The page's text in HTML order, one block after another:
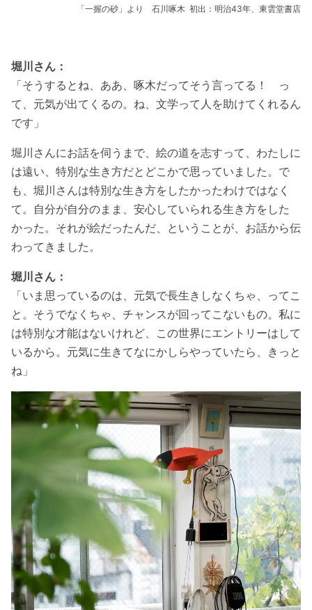
「一握の砂」より 石川啄木 初出：明治43年、東雲堂書店
堀川さん：
「そうするとね、ああ、啄木だってそう言ってる！ っ
て、元気が出てくるの。ね、文学って人を助けてくれるん
です」
堀川さんにお話を伺うまで、絵の道を志すって、わたしに
は遠い、特別な生き方だとどこかで思っていました。で
も、堀川さんは特別な生き方をしたかったわけではなく
て。自分が自分のまま、安心していられる生き方をした
かった。それが絵だったんだ、ということが、お話から伝
わってきました。
堀川さん：
「いま思っているのは、元気で長生きしなくちゃ、ってこ
と。そうでなくちゃ、チャンスが回ってこないもの。私に
は特別な才能はないけれど、この世界にエントリーはして
いるから。元気に生きてなにかしらやっていたら、きっと
ね」